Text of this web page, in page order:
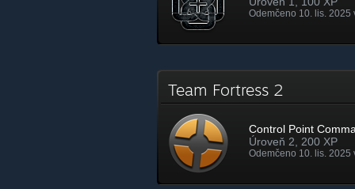
Odemčeno 10. lis. 2025
Team Fortress 2
Control Point
Úroveň 2, 200 XP
Odemčeno 10. lis. 2025